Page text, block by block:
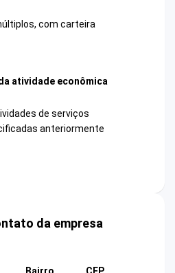
com carteira
atividade econômica
de serviços
anteriormente
da empresa